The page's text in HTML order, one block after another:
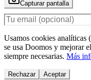
Capturar pantalla
Usamos cookies analíticas
se usa Doomos y mejorar
siempre necesarias. Más
Rechazar Aceptar